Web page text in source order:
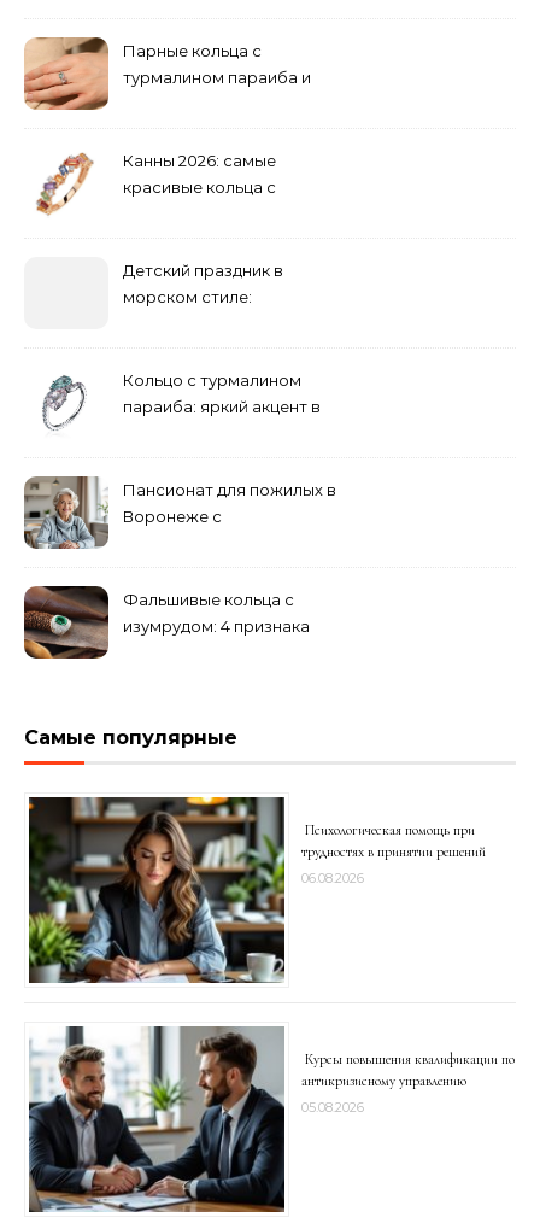
Парные кольца с
турмалином параиба и
Канны 2026: самые
красивые кольца с
Детский праздник в
морском стиле:
Кольцо с турмалином
параиба: яркий акцент в
Пансионат для пожилых в
Воронеже с
Фальшивые кольца с
изумрудом: 4 признака
Самые популярные
Психологическая помощь при
трудностях в принятии решений
06.08.2026
Курсы повышения квалификации по
антикризисному управлению
05.08.2026